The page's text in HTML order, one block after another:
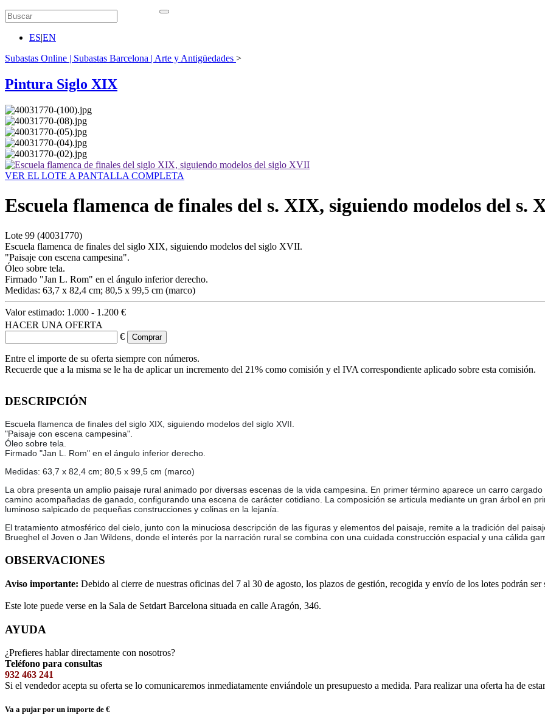
ES|EN
Subastas Online | Subastas Barcelona | Arte y Antigüedades >
Pintura Siglo XIX
VER EL LOTE A PANTALLA COMPLETA
Escuela flamenca de finales del s. XIX, siguiendo modelos del s.
Lote 99 (40031770)
Escuela flamenca de finales del siglo XIX, siguiendo modelos del siglo XVII.
"Paisaje con escena campesina".
Óleo sobre tela.
Firmado "Jan L. Rom" en el ángulo inferior derecho.
Medidas: 63,7 x 82,4 cm; 80,5 x 99,5 cm (marco)
Valor estimado: 1.000 - 1.200 €
HACER UNA OFERTA
€
Entre el importe de su oferta siempre con números.
Recuerde que a la misma se le ha de aplicar un incremento del 21% como comisión y el IVA correspondiente aplicado sobre esta comisión.
DESCRIPCIÓN
Escuela flamenca de finales del siglo XIX, siguiendo modelos del siglo XVII.
"Paisaje con escena campesina".
Óleo sobre tela.
Firmado "Jan L. Rom" en el ángulo inferior derecho.
Medidas: 63,7 x 82,4 cm; 80,5 x 99,5 cm (marco)
La obra presenta un amplio paisaje rural animado por diversas escenas de la vida campesina. En primer término aparece un carro
camino acompañadas de ganado, configurando una escena de carácter cotidiano. La composición se articula mediante un gran árbol en
luminoso salpicado de pequeñas construcciones y colinas en la lejanía.
El tratamiento atmosférico del cielo, junto con la minuciosa descripción de las figuras y elementos del paisaje, remite a la tradición del
Brueghel el Joven o Jan Wildens, donde el interés por la narración rural se combina con una cuidada construcción espacial y una cálida
OBSERVACIONES
Aviso importante: Debido al cierre de nuestras oficinas del 7 al 30 de agosto, los plazos de gestión, recogida y envío de los lotes podrán
Este lote puede verse en la Sala de Setdart Barcelona situada en calle Aragón, 346.
AYUDA
¿Prefieres hablar directamente con nosotros?
Teléfono para consultas
932 463 241
Si el vendedor acepta su oferta se lo comunicaremos inmediatamente enviándole un presupuesto a medida. Para realizar una oferta ha de
Va a pujar por un importe de €